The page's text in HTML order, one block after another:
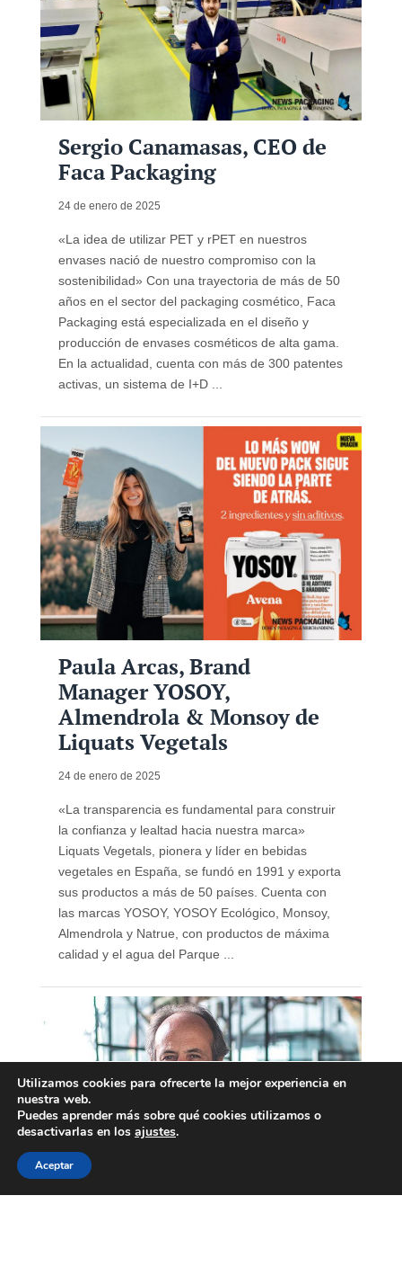
Sergio Canamasas, CEO de
Faca Packaging
24 de enero de 2025
«La idea de utilizar PET y rPET en nuestros
envases nació de nuestro compromiso con la
sostenibilidad» Con una trayectoria de más de 50
años en el sector del packaging cosmético, Faca
Packaging está especializada en el diseño y
producción de envases cosméticos de alta gama.
En la actualidad, cuenta con más de 300 patentes
activas, un sistema de I+D ...
Paula Arcas, Brand
Manager YOSOY,
Almendrola & Monsoy de
Liquats Vegetals
24 de enero de 2025
«La transparencia es fundamental para construir
la confianza y lealtad hacia nuestra marca»
Liquats Vegetals, pionera y líder en bebidas
vegetales en España, se fundó en 1991 y exporta
sus productos a más de 50 países. Cuenta con
las marcas YOSOY, YOSOY Ecológico, Monsoy,
Almendrola y Natrue, con productos de máxima
calidad y el agua del Parque ...
Utilizamos cookies para ofrecerte la mejor experiencia en
nuestra web.
Puedes aprender más sobre qué cookies utilizamos o
desactivarlas en los ajustes.
Aceptar